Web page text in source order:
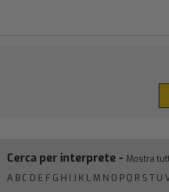
Cerca per interprete - Mostra
A B C D E F G H I J K L M N O P Q R S T U